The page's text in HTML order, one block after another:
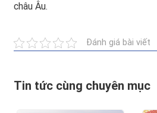
châu Âu.
Đánh giá bài viết
Tin tức cùng chuyên mục